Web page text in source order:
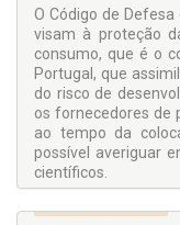
O Código de Defesa
visam à proteção
consumo, que é o
Portugal, que
do risco de
os fornecedores de
ao tempo da
possível averiguar
científicos.